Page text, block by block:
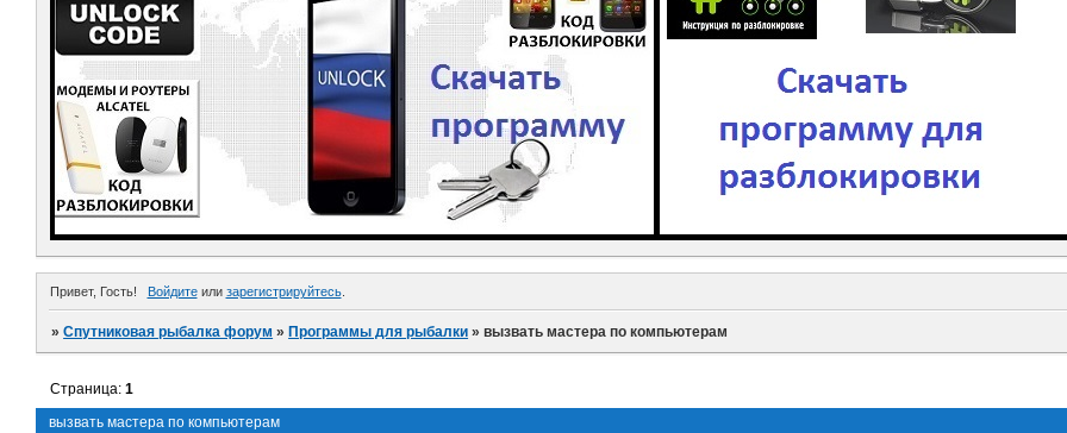
Привет, Гость! Войдитеили зарегистрируйтесь.
»Спутниковая рыбалка форум » Программы для рыбалки »вызвать мастера по компьютерам
вызвать мастера по компьютерам
Страница:1